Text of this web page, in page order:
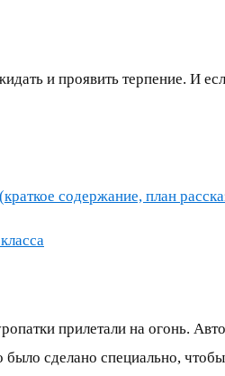
и проявить терпение. И
содержание, план
прилетали на огонь.
сделано специально,